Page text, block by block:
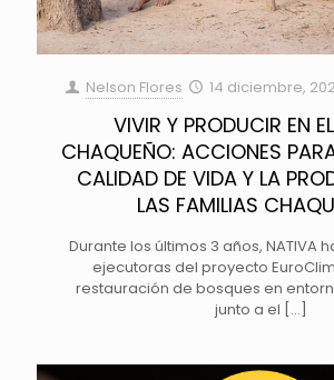
Nelson Flores 14 diciembre,
VIVIR Y PRODUCIR EN
CHAQUEÑO: ACCIONES
CALIDAD DE VIDA Y LA
LAS FAMILIAS
Durante los últimos 3 años, NATIVA
ejecutoras del proyecto
restauración de bosques en
junto a el […]